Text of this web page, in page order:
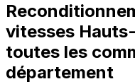
vitesses
toutes les
département